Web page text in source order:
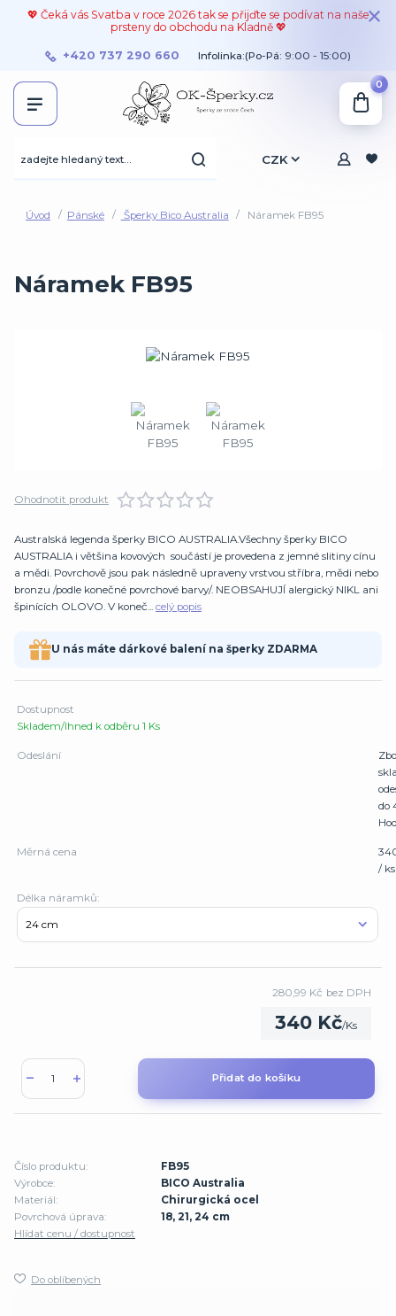
💖 Čeká vás Svatba v roce 2026 tak se přijďte se podívat na naše
prsteny do obchodu na Kladně 💖
CZK
+420 737 290 660 Infolinka:(Po-Pá: 9:00 - 15:00)
0
Úvod Pánské Šperky Bico Australia Náramek FB95
Náramek FB95
Ohodnotit produkt
Australská legenda šperky BICO AUSTRALIA.Všechny šperky BICO
AUSTRALIA i většina kovových součástí je provedena z jemné slitiny cínu
a mědi. Povrchově jsou pak následně upraveny vrstvou stříbra, mědi nebo
bronzu /podle konečné povrchové barvy/. NEOBSAHUJÍ alergický NIKL ani
špinících OLOVO. V koneč... celý popis
U nás máte dárkové balení na šperky ZDARMA
Dostupnost
Skladem/Ihned k odběru 1 Ks
Odeslání
do
Měrná cena
/ ks
Délka náramků:
340 Kč/Ks
280,99 Kč bez DPH
Přidat do košíku
Číslo produktu:
FB95
Výrobce:
BICO Australia
Materiál:
Chirurgická ocel
Povrchová úprava:
18, 21, 24 cm
Hlídat cenu / dostupnost
Do oblíbených